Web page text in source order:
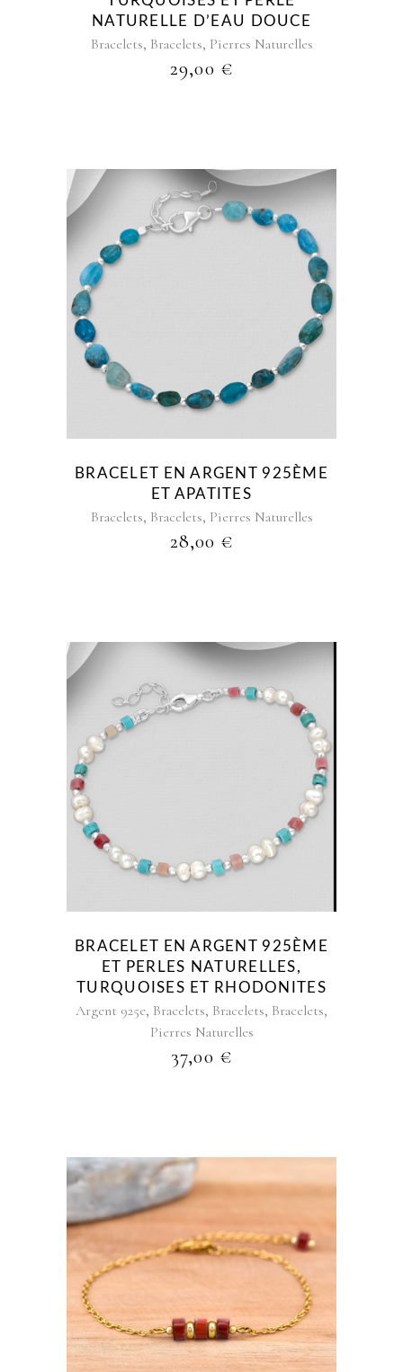
NATURELLE D’EAU DOUCE
Bracelets, Bracelets, Pierres Naturelles
29,00 €
BRACELET EN ARGENT 925ÈME
ET APATITES
Bracelets, Bracelets, Pierres Naturelles
28,00 €
BRACELET EN ARGENT 925ÈME
ET PERLES NATURELLES,
TURQUOISES ET RHODONITES
Argent 925e, Bracelets, Bracelets, Bracelets,
Pierres Naturelles
37,00 €